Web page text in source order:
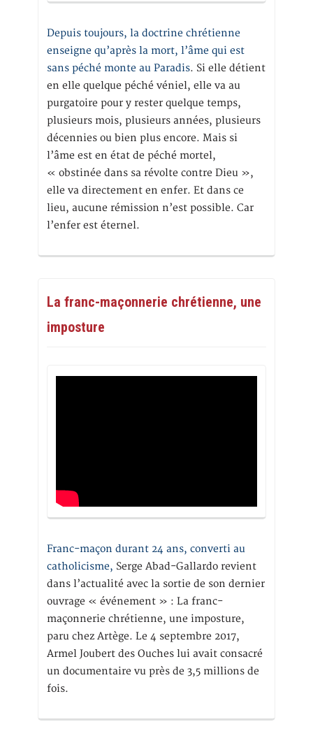
Depuis toujours, la doctrine chrétienne
enseigne qu’après la mort, l’âme qui est
sans péché monte au Paradis. Si elle détient
en elle quelque péché véniel, elle va au
purgatoire pour y rester quelque temps,
plusieurs mois, plusieurs années, plusieurs
décennies ou bien plus encore. Mais si
l’âme est en état de péché mortel,
« obstinée dans sa révolte contre Dieu »,
elle va directement en enfer. Et dans ce
lieu, aucune rémission n’est possible. Car
l’enfer est éternel.
La franc-maçonnerie chrétienne, une
imposture
Franc-maçon durant 24 ans, converti au
catholicisme, Serge Abad-Gallardo revient
dans l’actualité avec la sortie de son dernier
ouvrage « événement » : La franc-
maçonnerie chrétienne, une imposture,
paru chez Artège. Le 4 septembre 2017,
Armel Joubert des Ouches lui avait consacré
un documentaire vu près de 3,5 millions de
fois.